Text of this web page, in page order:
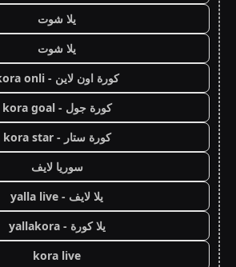
يلا شوت
يلا شوت
كورة اون لاين - kora onli
كورة جول - kora goal
كورة ستار - kora star
سوريا لايف
يلا لايف - yalla live
يلا كورة - yallakora
kora live